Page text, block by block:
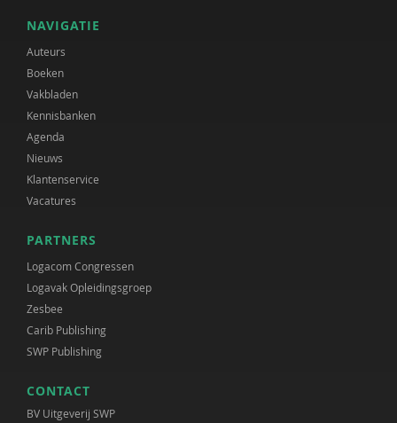
NAVIGATIE
Auteurs
Boeken
Vakbladen
Kennisbanken
Agenda
Nieuws
Klantenservice
Vacatures
PARTNERS
Logacom Congressen
Logavak Opleidingsgroep
Zesbee
Carib Publishing
SWP Publishing
CONTACT
BV Uitgeverij SWP